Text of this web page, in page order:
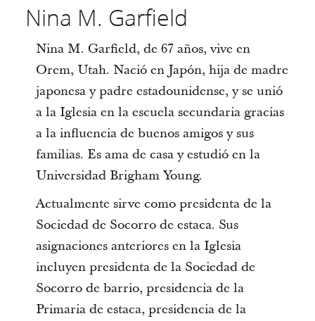
Nina M. Garfield
Nina M. Garfield, de 67 años, vive en
Orem, Utah. Nació en Japón, hija de madre
japonesa y padre estadounidense, y se unió
a la Iglesia en la escuela secundaria gracias
a la influencia de buenos amigos y sus
familias. Es ama de casa y estudió en la
Universidad Brigham Young.
Actualmente sirve como presidenta de la
Sociedad de Socorro de estaca. Sus
asignaciones anteriores en la Iglesia
incluyen presidenta de la Sociedad de
Socorro de barrio, presidencia de la
Primaria de estaca, presidencia de la